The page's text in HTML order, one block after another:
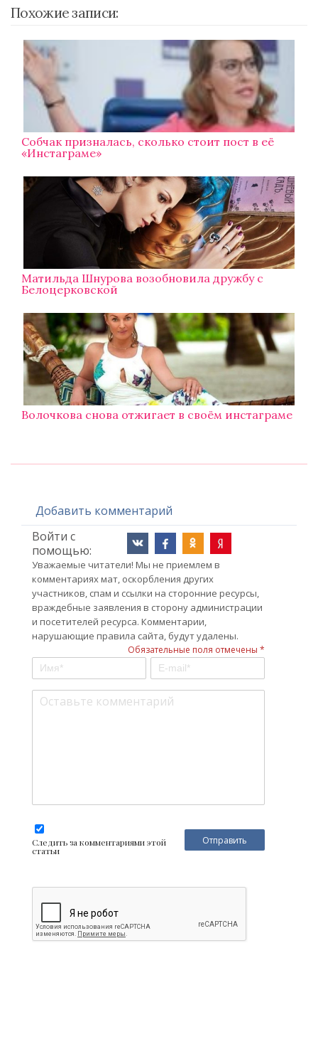
Похожие записи:
Собчак призналась, сколько стоит пост в её
«Инстаграме»
Матильда Шнурова возобновила дружбу с
Белоцерковской
Волочкова снова отжигает в своём инстаграме
Добавить комментарий
Войти с
помощью:
Уважаемые читатели! Мы не приемлем в
комментариях мат, оскорбления других
участников, спам и ссылки на сторонние ресурсы,
враждебные заявления в сторону администрации
и посетителей ресурса. Комментарии,
нарушающие правила сайта, будут удалены.
Обязательные поля отмечены *
Следить за комментариями этой
статьи